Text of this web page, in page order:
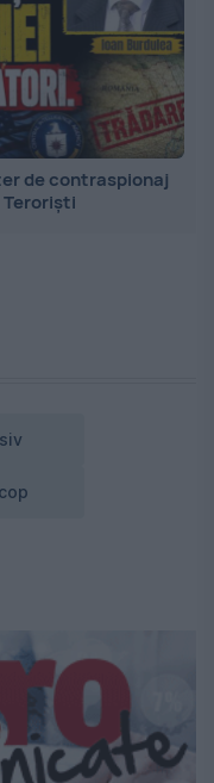
de contraspionaj
Teroriști